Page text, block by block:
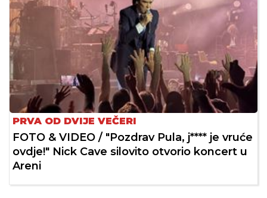
PRVA OD DVIJE VEČERI
FOTO & VIDEO / "Pozdrav Pula, j**** je vruće
ovdje!" Nick Cave silovito otvorio koncert u
Areni